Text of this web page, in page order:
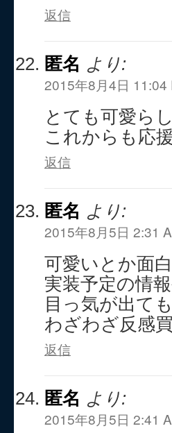
返信
匿名 より:
2015年8月4日 11:04
とても可愛ら
これからも応
返信
匿名 より:
2015年8月5日 2:31
可愛いとか面
実装予定の情
目っ気が出て
わざわざ反感
返信
匿名 より:
2015年8月5日 2:41